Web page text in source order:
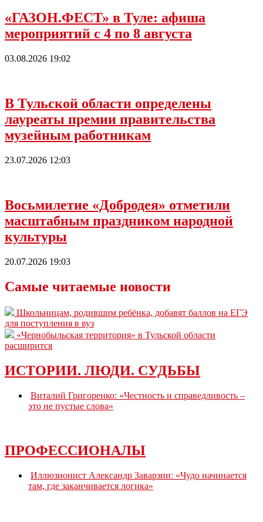
«ГАЗОН.ФЕСТ» в Туле: афиша
мероприятий с 4 по 8 августа
03.08.2026 19:02
В Тульской области определены
лауреаты премии правительства
музейным работникам
23.07.2026 12:03
Восьмилетие «Добродея» отметили
масштабным праздником народной
культуры
20.07.2026 19:03
Самые читаемые новости
Школьницам, родившим ребёнка, добавят баллов на ЕГЭ
для поступления в вуз
«Чернобыльская территория» в Тульской области
расширится
ИСТОРИИ. ЛЮДИ. СУДЬБЫ
Виталий Григоренко: «Честность и справедливость –
это не пустые слова»
ПРОФЕССИОНАЛЫ
Иллюзионист Александр Заварзин: «Чудо начинается
там, где заканчивается логика»